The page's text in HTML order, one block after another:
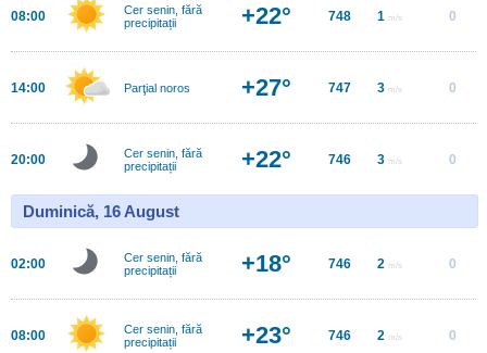
08:00
Cer senin, fără
precipitații
+22° 748 1 m/s 0
14:00 Parţial noros +27° 747 3 m/s 0
20:00
Cer senin, fără
precipitații
+22° 746 3 m/s 0
Duminică, 16 August
02:00
Cer senin, fără
precipitații
+18° 746 2 m/s 0
08:00
Cer senin, fără
precipitații
+23° 746 2 m/s 0